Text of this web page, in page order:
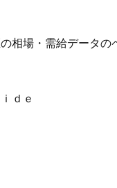
相場・需給データの
ｄｅ